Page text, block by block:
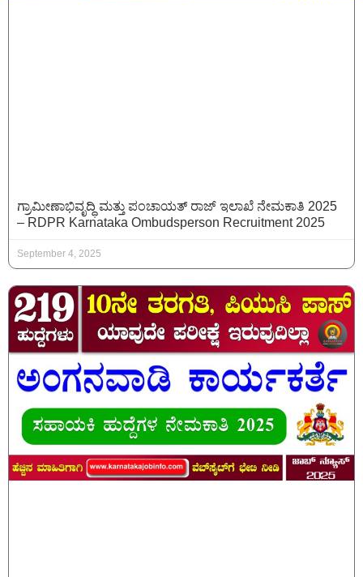
ಗ್ರಾಮೀಣಾಭಿವೃದ್ಧಿ ಮತ್ತು ಪಂಚಾಯತ್ ರಾಜ್ ಇಲಾಖೆ ನೇಮಕಾತಿ 2025
– RDPR Karnataka Ombudsperson Recruitment 2025
September 4, 2025